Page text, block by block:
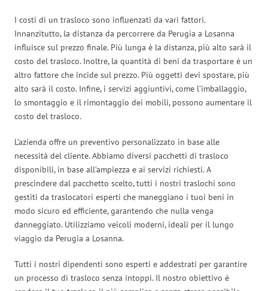
I costi di un trasloco sono influenzati da vari fattori.
Innanzitutto, la distanza da percorrere da Perugia a Losanna
influisce sul prezzo finale. Più lunga è la distanza, più alto sarà il
costo del trasloco. Inoltre, la quantità di beni da trasportare è un
altro fattore che incide sul prezzo. Più oggetti devi spostare, più
alto sarà il costo. Infine, i servizi aggiuntivi, come l’imballaggio,
lo smontaggio e il rimontaggio dei mobili, possono aumentare il
costo del trasloco.
L’azienda offre un preventivo personalizzato in base alle
necessità del cliente. Abbiamo diversi pacchetti di trasloco
disponibili, in base all’ampiezza e ai servizi richiesti. A
prescindere dal pacchetto scelto, tutti i nostri traslochi sono
gestiti da traslocatori esperti che maneggiano i tuoi beni in
modo sicuro ed efficiente, garantendo che nulla venga
danneggiato. Utilizziamo veicoli moderni, ideali per il lungo
viaggio da Perugia a Losanna.
Tutti i nostri dipendenti sono esperti e addestrati per garantire
un processo di trasloco senza intoppi. Il nostro obiettivo è